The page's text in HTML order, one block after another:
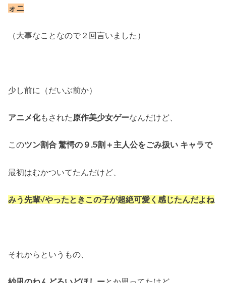
ォニ
（大事なことなので２回言いました）
少し前に（だいぶ前か）
アニメ化もされた 原作美少女ゲーなんだけど、
このツン割合 驚愕の９.5割＋主人公をごみ扱い キャラで
最初はむかついてたんだけど、
みう先輩√やったときこの子が超絶可愛く感じたんだよね
それからというもの、